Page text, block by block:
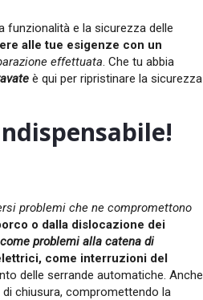
funzionalità e la sicurezza delle
alle tue esigenze con un
effettuata. Che tu abbia
è qui per ripristinare la sicurezza
problemi che ne compromettono
o dalla dislocazione dei
problemi alla catena di
come interruzioni del
delle serrande automatiche. Anche
chiusura, compromettendo la